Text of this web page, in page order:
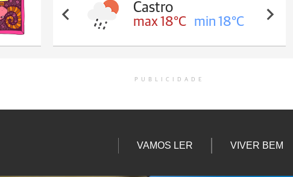
Castro
max 18°C min 18°C
PUBLICIDADE
VAMOS LER VIVER BEM